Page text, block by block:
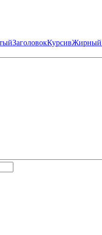
ЗаголовокКурсивЖирный